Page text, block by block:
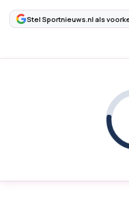
Stel Sportnieuws.nl als